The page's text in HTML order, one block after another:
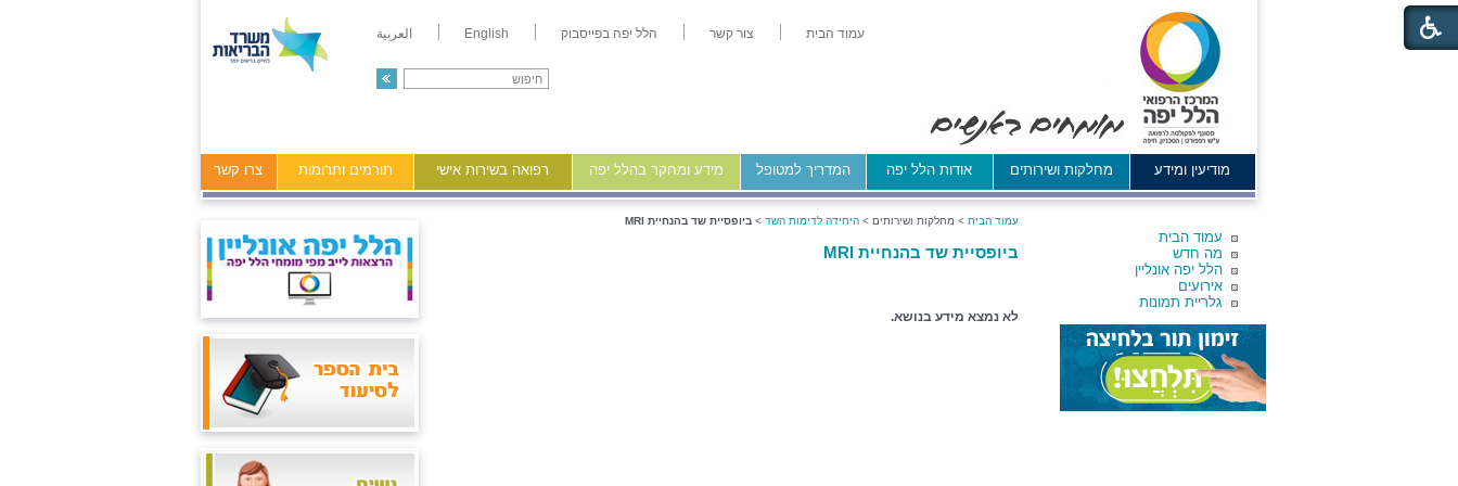
עמוד הבית צור קשר הלל יפה בפייסבוק English العربية
מודיעין ומידע מחלקות ושירותים אודות הלל יפה המדריך למטופל מידע ומחקר בהלל יפה רפואה בשירות אישי תורמים ותרומות צרו קשר
עמוד הבית
מה חדש
הלל יפה אונליין
אירועים
גלריית תמונות
עמוד הבית > מחלקות ושירותים > היחידה לדימות השד > ביופסיית שד בהנחיית MRI
ביופסיית שד בהנחיית MRI
לא נמצא מידע בנושא.